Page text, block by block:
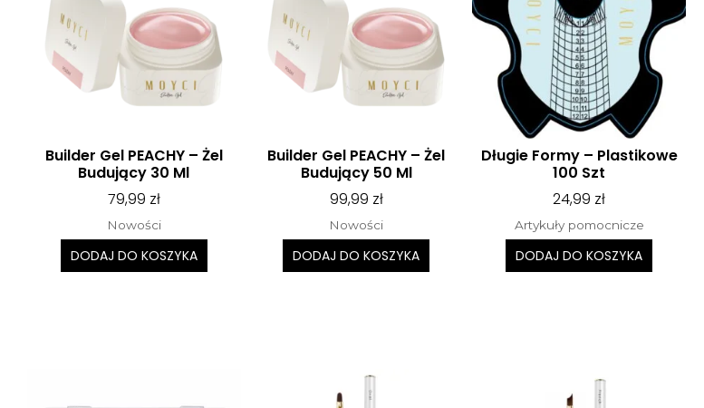
Builder Gel PEACHY – Żel
Budujący 30 Ml
79,99 zł
Nowości
DODAJ DO KOSZYKA
Builder Gel PEACHY – Żel
Budujący 50 Ml
99,99 zł
Nowości
DODAJ DO KOSZYKA
Długie Formy – Plastikowe
100 Szt
24,99 zł
Artykuły pomocnicze
DODAJ DO KOSZYKA